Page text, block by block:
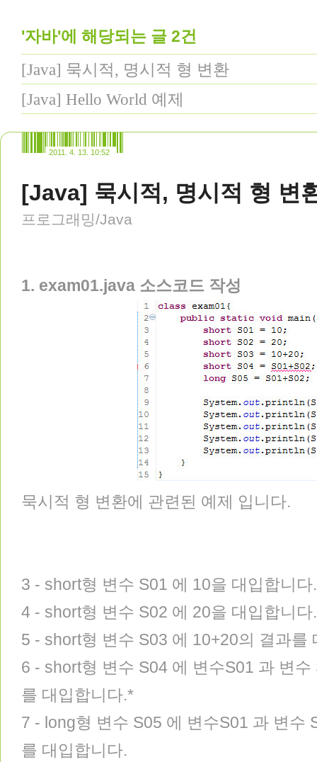
'자바'에 해당되는 글 2건
[Java] 묵시적, 명시적 형 변환
[Java] Hello World 예제
2011. 4. 13. 10:52
[Java] 묵시적, 명시적 형 변
프로그래밍/Java
1. exam01.java 소스코드 작성
묵시적 형 변환에 관련된 예제 입니다.
3 - short형 변수 S01 에 10을 대입합니다.
4 - short형 변수 S02 에 20을 대입합니다.
5 - short형 변수 S03 에 10+20의 결과를
6 - short형 변수 S04 에 변수S01 과 변
를 대입합니다.*
7 - long형 변수 S05 에 변수S01 과 변수
를 대입합니다.